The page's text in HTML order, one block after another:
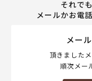
それで
メールかお電
メー
頂きました
順次メー